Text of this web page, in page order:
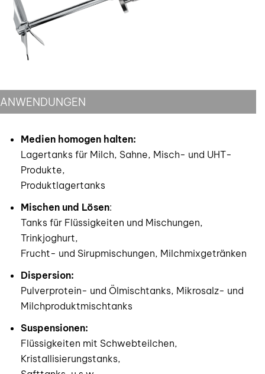
ANWENDUNGEN
Medien homogen halten:
Lagertanks für Milch, Sahne, Misch- und UHT-
Produkte,
Produktlagertanks
Mischen und Lösen:
Tanks für Flüssigkeiten und Mischungen,
Trinkjoghurt,
Frucht- und Sirupmischungen, Milchmixgetränken
Dispersion:
Pulverprotein- und Ölmischtanks, Mikrosalz- und
Milchproduktmischtanks
Suspensionen:
Flüssigkeiten mit Schwebteilchen,
Kristallisierungstanks,